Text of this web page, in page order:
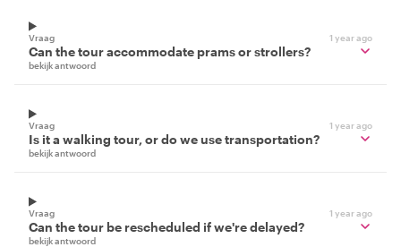
Vraag 1 year ago
Can the tour accommodate prams or strollers?
bekijk antwoord
Vraag 1 year ago
Is it a walking tour, or do we use transportation?
bekijk antwoord
Vraag 1 year ago
Can the tour be rescheduled if we're delayed?
bekijk antwoord